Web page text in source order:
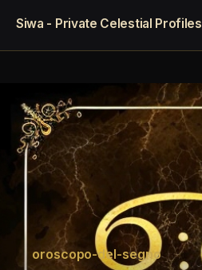
Siwa - Private Celestial Profiles
oroscopo-del-segno